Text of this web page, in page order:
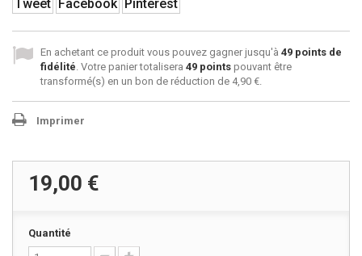
Tweet Facebook Pinterest
En achetant ce produit vous pouvez gagner jusqu'à 49 points de
fidélité. Votre panier totalisera 49 points pouvant être
transformé(s) en un bon de réduction de 4,90 €.
Imprimer
19,00 €
Quantité